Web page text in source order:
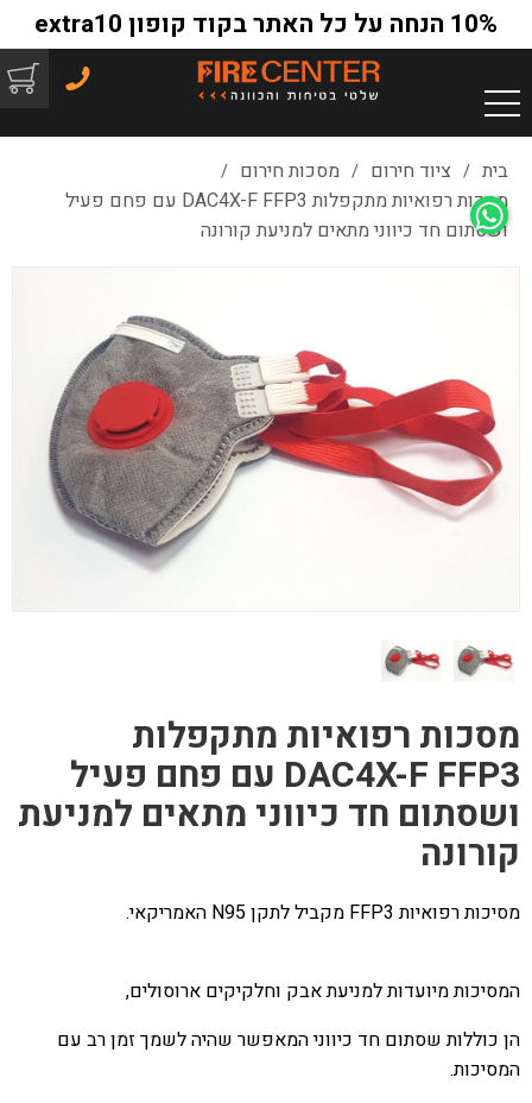
10% הנחה על כל האתר בקוד קופון extra10
בית / ציוד חירום / מסכות חירום /
מסכות רפואיות מתקפלות DAC4X-F FFP3 עם פחם פעיל
ושסתום חד כיווני מתאים למניעת קורונה
מסכות רפואיות מתקפלות
DAC4X-F FFP3 עם פחם פעיל
ושסתום חד כיווני מתאים למניעת
קורונה
מסיכות רפואיותFFP3 מקביל לתקןN95 האמריקאי.
המסיכות מיועדות למניעת אבק וחלקיקים ארוסולים,
הן כוללות שסתום חד כיווני המאפשר שהיה לשמך זמן רב עם
המסיכות.